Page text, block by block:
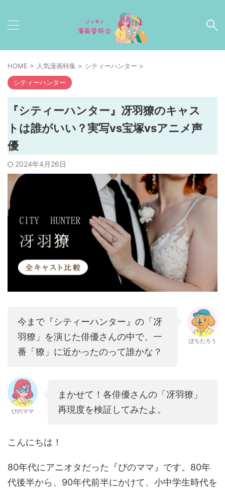
HOME > 人気漫画特集 > シティーハンター >
シティーハンター
『シティーハンター』冴羽獠のキャス
トは誰がいい？実写vs宝塚vsアニメ声
優
2024年4月26日
今まで『シティーハンター』の「冴
羽獠」を演じた俳優さんの中で、一
番「獠」に近かったのって誰かな？
ぽちたろう
ぴのママ
まかせて！各俳優さんの「冴羽獠」
再現度を検証してみたよ。
こんにちは！
80年代にアニオタだった『ぴのママ』です。80年
代後半から、90年代前半にかけて、小中学生時代を